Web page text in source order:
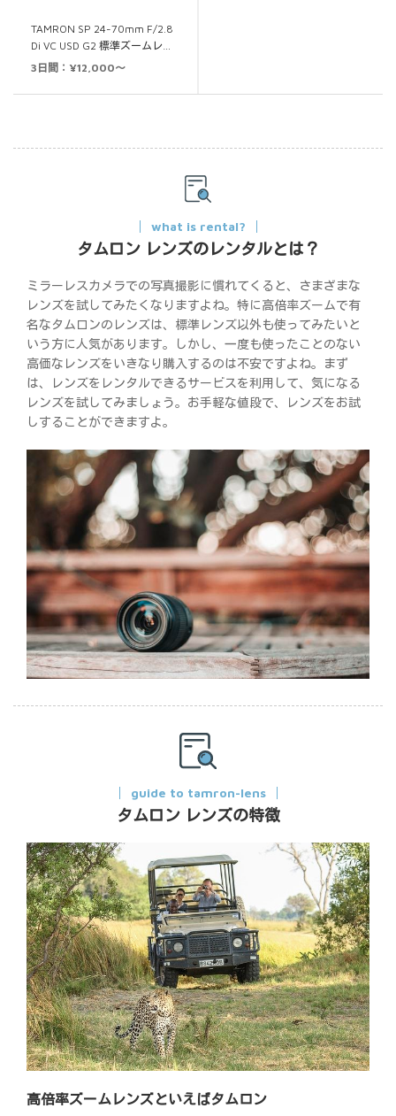
TAMRON SP 24-70mm F/2.8
Di VC USD G2 標準ズームレ…
3日間：¥12,000～
what is rental?
タムロン レンズのレンタルとは？
ミラーレスカメラでの写真撮影に慣れてくると、さまざまな
レンズを試してみたくなりますよね。特に高倍率ズームで有
名なタムロンのレンズは、標準レンズ以外も使ってみたいと
いう方に人気があります。しかし、一度も使ったことのない
高価なレンズをいきなり購入するのは不安ですよね。まず
は、レンズをレンタルできるサービスを利用して、気になる
レンズを試してみましょう。お手軽な値段で、レンズをお試
しすることができますよ。
guide to tamron-lens
タムロン レンズの特徴
高倍率ズームレンズといえばタムロン